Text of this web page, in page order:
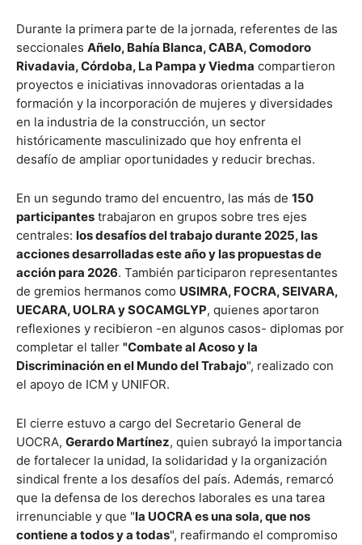
Durante la primera parte de la jornada, referentes de las
seccionales Añelo, Bahía Blanca, CABA, Comodoro
Rivadavia, Córdoba, La Pampa y Viedma compartieron
proyectos e iniciativas innovadoras orientadas a la
formación y la incorporación de mujeres y diversidades
en la industria de la construcción, un sector
históricamente masculinizado que hoy enfrenta el
desafío de ampliar oportunidades y reducir brechas.
En un segundo tramo del encuentro, las más de 150
participantes trabajaron en grupos sobre tres ejes
centrales: los desafíos del trabajo durante 2025, las
acciones desarrolladas este año y las propuestas de
acción para 2026. También participaron representantes
de gremios hermanos como USIMRA, FOCRA, SEIVARA,
UECARA, UOLRA y SOCAMGLYP, quienes aportaron
reflexiones y recibieron -en algunos casos- diplomas por
completar el taller "Combate al Acoso y la
Discriminación en el Mundo del Trabajo", realizado con
el apoyo de ICM y UNIFOR.
El cierre estuvo a cargo del Secretario General de
UOCRA, Gerardo Martínez, quien subrayó la importancia
de fortalecer la unidad, la solidaridad y la organización
sindical frente a los desafíos del país. Además, remarcó
que la defensa de los derechos laborales es una tarea
irrenunciable y que "la UOCRA es una sola, que nos
contiene a todos y a todas", reafirmando el compromiso